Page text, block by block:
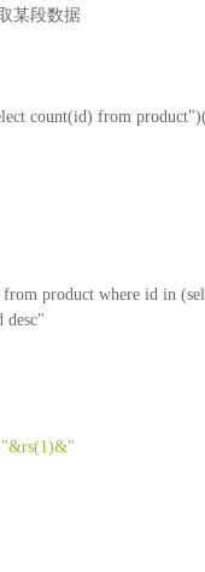
某段数据
count(id) from
from product where id in
desc"
"&rs(1)&"